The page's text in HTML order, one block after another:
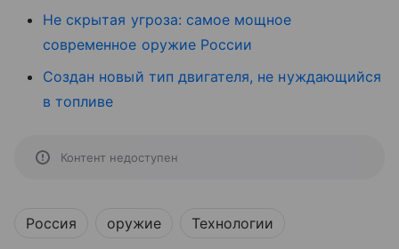
Не скрытая угроза: самое мощное
современное оружие России
Создан новый тип двигателя, не нуждающийся
в топливе
Контент недоступен
Россия оружие Технологии